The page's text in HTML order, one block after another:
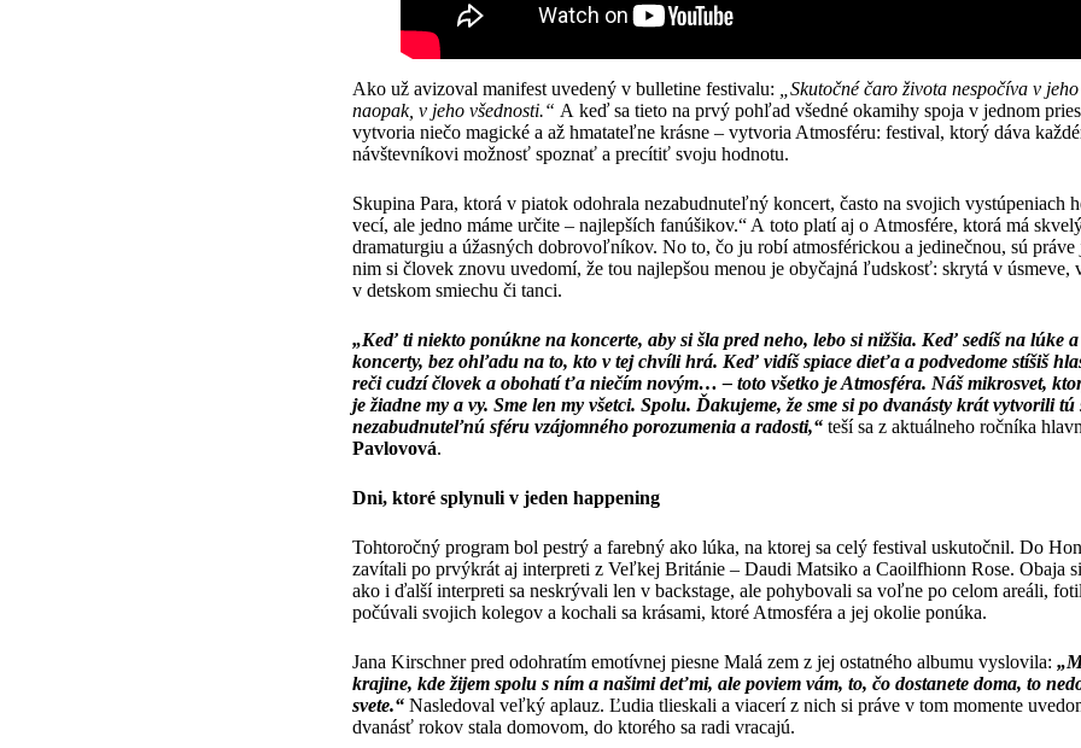
Ako už avizoval manifest uvedený v bulletine festivalu:
„Skutočné čaro života nespočíva v
naopak, v jeho všednosti.“ A keď sa tieto na prvý pohľad všedné okamihy spoja v jednom
vytvoria niečo magické a až hmatateľne krásne – vytvoria Atmosféru: festival, ktorý dáva
návštevníkovi možnosť spoznať a precítiť svoju hodnotu.
Skupina Para, ktorá v piatok odohrala nezabudnuteľný koncert, často na svojich vystúpeniach
vecí, ale jedno máme určite – najlepších fanúšikov.“ A toto platí aj o Atmosfére, ktorá má
dramaturgiu a úžasných dobrovoľníkov. No to, čo ju robí atmosférickou a jedinečnou, sú
nim si človek znovu uvedomí, že tou najlepšou menou je obyčajná ľudskosť: skrytá v úsmeve,
v detskom smiechu či tanci.
„Keď ti niekto ponúkne na koncerte, aby si šla pred neho, lebo si nižšia. Keď sedíš na lúke a
koncerty, bez ohľadu na to, kto v tej chvíli hrá. Keď vidíš spiace dieťa a podvedome stíšiš
reči cudzí človek a obohatí ťa niečím novým… – toto všetko je Atmosféra. Náš mikrosvet,
je žiadne my a vy. Sme len my všetci. Spolu. Ďakujeme, že sme si po dvanásty krát vytvorili tú
nezabudnuteľnú sféru vzájomného porozumenia a radosti,“ teší sa z aktuálneho ročníka
Pavlovová.
Dni, ktoré splynuli v jeden happening
Tohtoročný program bol pestrý a farebný ako lúka, na ktorej sa celý festival uskutočnil. Do
zavítali po prvýkrát aj interpreti z Veľkej Británie – Daudi Matsiko a Caoilfhionn Rose. Obaja
ako i ďalší interpreti sa neskrývali len v backstage, ale pohybovali sa voľne po celom areáli,
počúvali svojich kolegov a kochali sa krásami, ktoré Atmosféra a jej okolie ponúka.
Jana Kirschner pred odohratím emotívnej piesne Malá zem z jej ostatného albumu vyslovila:
krajine, kde žijem spolu s ním a našimi deťmi, ale poviem vám, to, čo dostanete doma, to
svete.“ Nasledoval veľký aplauz. Ľudia tlieskali a viacerí z nich si práve v tom momente
dvanásť rokov stala domovom, do ktorého sa radi vracajú.